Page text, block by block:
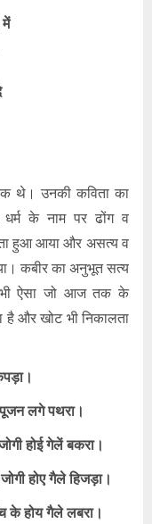
में
थे। उनकी कविता का
के नाम पर ढोंग व
हुआ आया और असत्य व
कबीर का अनुभूत सत्य
भी ऐसा जो आज तक के
है और खोट भी निकालता
लगे पथरा।
होई गेलें बकरा।
होए गैले हिजड़ा।
के होय गैले लबरा।